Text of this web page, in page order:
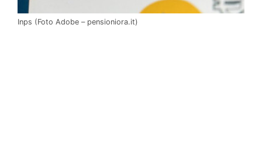
Inps (Foto Adobe – pensioniora.it)